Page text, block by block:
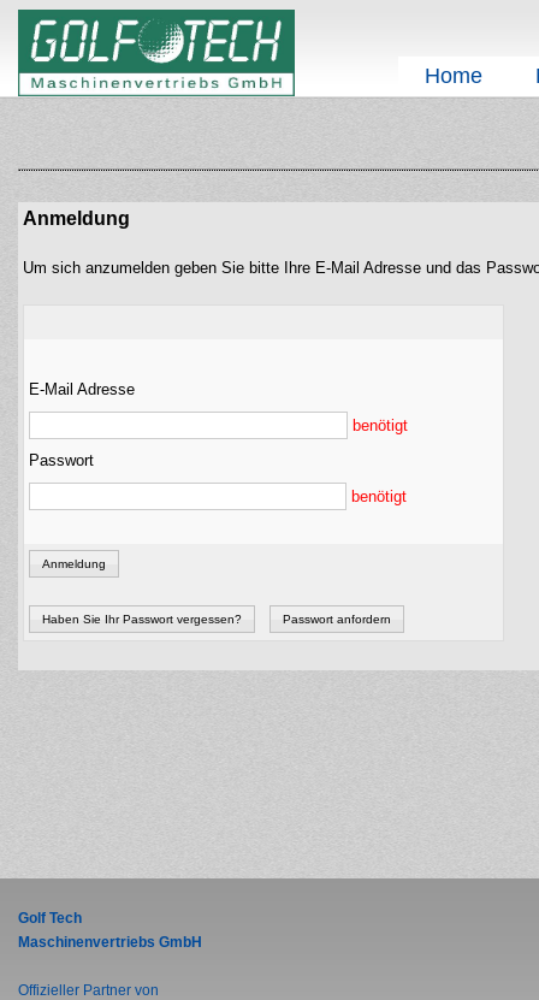
Home
Anmeldung
Um sich anzumelden geben Sie bitte Ihre E-Mail Adresse und das
E-Mail Adresse
benötigt
Passwort
benötigt
Anmeldung
Haben Sie Ihr Passwort vergessen? Passwort anfordern
Golf Tech
Maschinenvertriebs GmbH
Offizieller Partner von